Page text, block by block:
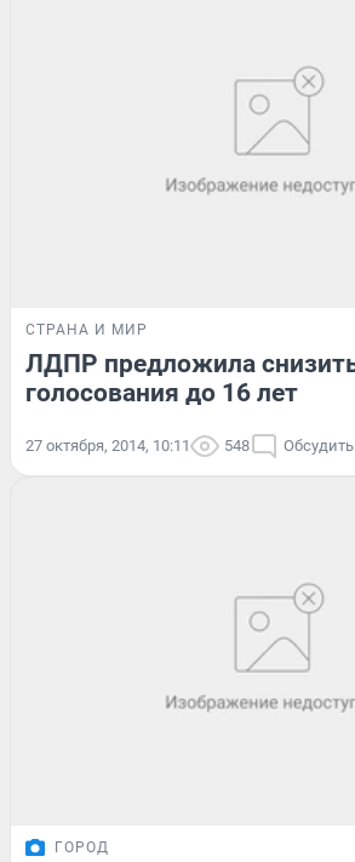
СТРАНА И МИР
ЛДПР предложила
голосования до 16 лет
27 октября, 2014, 10:11 548 Обсудить
ГОРОД